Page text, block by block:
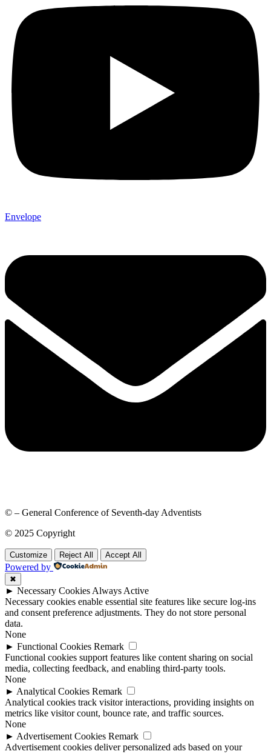
Envelope
© – General Conference of Seventh-day Adventists
© 2025 Copyright
Customize Reject All Accept All
Powered by
✖
► Necessary Cookies Always Active
Necessary cookies enable essential site features like secure log-ins
and consent preference adjustments. They do not store personal
data.
None
► Functional Cookies Remark
Functional cookies support features like content sharing on social
media, collecting feedback, and enabling third-party tools.
None
► Analytical Cookies Remark
Analytical cookies track visitor interactions, providing insights on
metrics like visitor count, bounce rate, and traffic sources.
None
► Advertisement Cookies Remark
Advertisement cookies deliver personalized ads based on your